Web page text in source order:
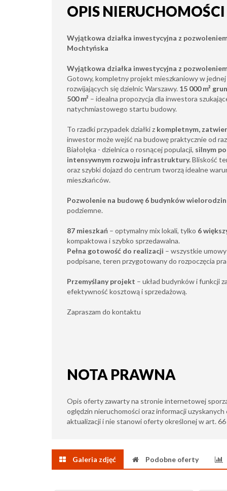
OPIS NIERUCHOMOŚCI
Wyjątkowa działka inwestycyjna z
Mochtyńska
Wyjątkowa działka inwestycyjna z
Gotowy, kompletny projekt mieszkaniowy w jednej
rozwijających się dzielnic Warszawy. 15 000 m²
500 m² – idealna propozycja dla inwestora
natychmiastowego startu budowy.
To rzadki przypadek działki z kompletnym,
inwestor może wejść na budowę praktycznie od
Białołęka - dzielnica o rosnącej populacji, silnym
intensywnym rozwoju infrastruktury.Bliskość
oraz szybki dojazd do centrum tworzą idealne
mieszkańców.
Pozwolenie na budowę 6 budynków
podziemne.
87 mieszkań – optymalny mix lokali, tylko 6
kompaktowa i szybko sprzedawalna.
Pełna gotowość do realizacji – wszystkie
podpisane, teren przygotowany do rozpoczęcia
Przemyślany projekt – układ budynków i funkcji
efektywność kosztową i sprzedażową.
Zapraszam do kontaktu
NOTA PRAWNA
Opis oferty zawarty na stronie internetowej
oględzin nieruchomości oraz informacji uzyskanych
aktualizacji i nie stanowi oferty określonej w art.
Galeria zdjęć Podobne oferty